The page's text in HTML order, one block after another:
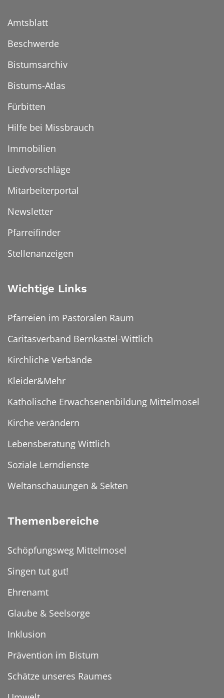
Amtsblatt
Beschwerde
Bistumsarchiv
Bistums-Atlas
Fürbitten
Hilfe bei Missbrauch
Immobilien
Liedvorschläge
Mitarbeiterportal
Newsletter
Pfarreifinder
Stellenanzeigen
Wichtige Links
Pfarreien im Pastoralen Raum
Caritasverband Bernkastel-Wittlich
Kirchliche Verbände
Kleider&Mehr
Katholische Erwachsenenbildung Mittelmosel
Kirche verändern
Lebensberatung Wittlich
Soziale Lerndienste
Weltanschauungen & Sekten
Themenbereiche
Schöpfungsweg Mittelmosel
Singen tut gut!
Ehrenamt
Glaube & Seelsorge
Inklusion
Prävention im Bistum
Schätze unseres Raumes